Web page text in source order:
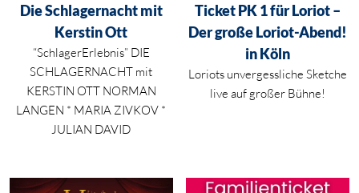
Aktueller Preis ist: 36,20 €.
Die Schlagernacht mit
Kerstin Ott
“SchlagerErlebnis” DIE
SCHLAGERNACHT mit
KERSTIN OTT NORMAN
LANGEN * MARIA ZIVKOV *
JULIAN DAVID
Aktueller Preis ist: 39,00 €.
Ticket PK 1 für Loriot –
Der große Loriot-Abend!
in Köln
Loriots unvergessliche Sketche
live auf großer Bühne!